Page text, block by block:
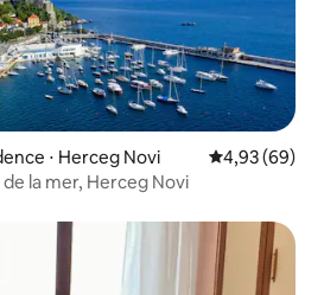
⋅ Herceg Novi Évaluation
4,93 (69)
la mer, Herceg Novi